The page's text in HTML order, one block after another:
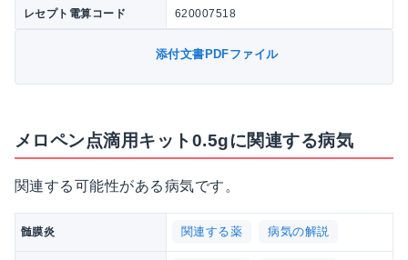
レセプト電算コード 620007518
添付文書PDFファイル
メロペン点滴用キット0.5gに関連する病気
関連する可能性がある病気です。
髄膜炎 関連する薬 病気の解説